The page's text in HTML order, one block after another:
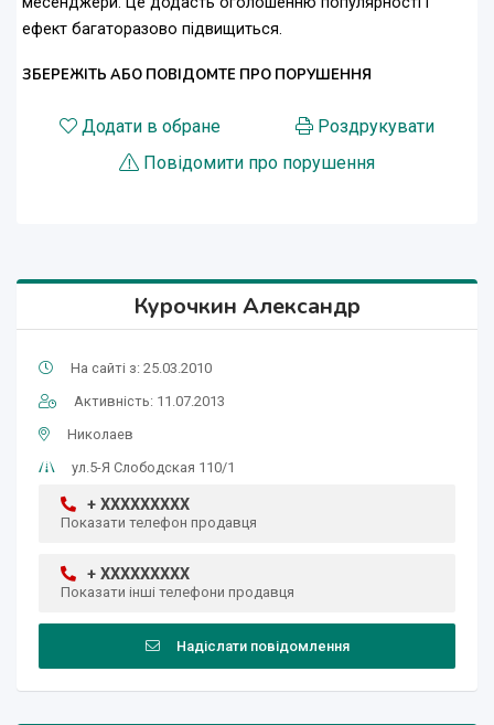
ефект багаторазово підвищиться.
ЗБЕРЕЖІТЬ АБО ПОВІДОМТЕ ПРО ПОРУШЕННЯ
Додати в обране
Роздрукувати
Повідомити про порушення
Курочкин Александр
На сайті з: 25.03.2010
Активність: 11.07.2013
Николаев
ул.5-Я Слободская 110/1
+ XXXXXXXXX
Показати телефон продавця
+ XXXXXXXXX
Показати інші телефони продавця
Надіслати повідомлення